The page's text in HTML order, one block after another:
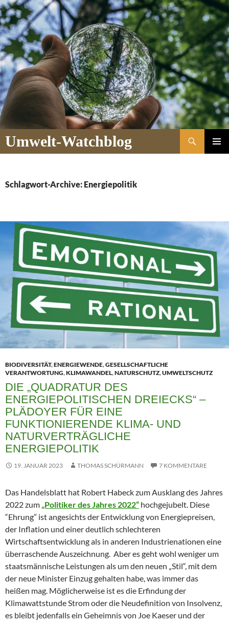
Umwelt-Watchblog
Suchen
Schlagwort-Archive: Energiepolitik
BIODIVERSITÄT,ENERGIEWENDE,GESELLSCHAFTLICHE
VERANTWORTUNG,KLIMAWANDEL,NATURSCHUTZ,UMWELTSCHUTZ
DIE „QUADRATUR DES
ENERGIEPOLITISCHEN DREIECKS“ –
PLÄDOYER FÜR EINE
FUNKTIONIERENDE KLIMA- UND
NATURVERTRÄGLICHE
ENERGIEPOLITIK
19. JANUAR 2023 THOMAS SCHÜRMANN 7 KOMMENTARE
Das Handelsblatt hat Robert Habeck zum Ausklang des Jahres
2022 zum „Politiker des Jahres 2022“ hochgejubelt. Diese
“Ehrung” ist angesichts der Entwicklung von Energiepreisen,
der Inflation und einer deutlich schlechteren
Wirtschaftsentwicklung als in anderen Industrienationen eine
überraschende Auszeichnung. Aber es geht wohl weniger um
staatsmännische Leistungen als um den neuen „Stil“, mit dem
der neue Minister Einzug gehalten habe, was immer das
heißen mag. Möglicherweise ist es die Erfindung der
Klimawattstunde Strom oder die Neudefinition von Insolvenz,
es bleibt jedenfalls ein Geheimnis von Joe Kaeser und der